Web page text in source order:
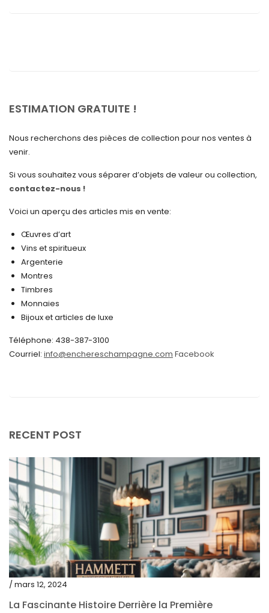
avril 2025
février 2025
décembre 2024
novembre 2024
octobre 2024
septembre 2024
août 2024
mai 2024
avril 2024
octobre 2023
septembre 2023
août 2023
juillet 2023
juin 2023
mai 2023
avril 2023
ESTIMATION GRATUITE !
Nous recherchons des pièces de collection pour nos ventes à
venir.
Si vous souhaitez vous séparer d’objets de valeur ou collection,
contactez-nous !
Voici un aperçu des articles mis en vente:
Œuvres d’art
Vins et spiritueux
Argenterie
Montres
Timbres
Monnaies
Bijoux et articles de luxe
Téléphone: 438-387-3100
Courriel: info@enchereschampagne.com Facebook
RECENT POST
/ mars 12, 2024
La Fascinante Histoire Derrière la Première